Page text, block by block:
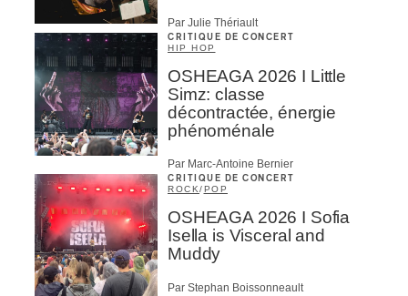
Par Julie Thériault
CRITIQUE DE CONCERT
HIP HOP
OSHEAGA 2026 I Little
Simz: classe
décontractée, énergie
phénoménale
Par Marc-Antoine Bernier
CRITIQUE DE CONCERT
ROCK/POP
OSHEAGA 2026 I Sofia
Isella is Visceral and
Muddy
Par Stephan Boissonneault